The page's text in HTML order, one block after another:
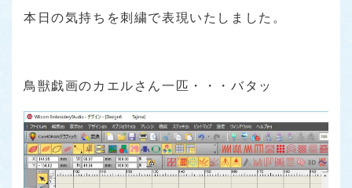
本日の気持ちを刺繍で表現いたしました。
鳥獣戯画のカエルさん一匹・・・バタッ